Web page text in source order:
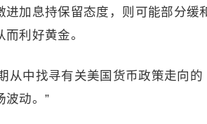
加息持保留态度，则可能部分缓
利好黄金。
从中找寻有关美国货币政策走向的
波动。”